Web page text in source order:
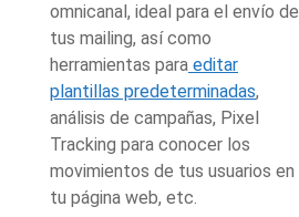
omnicanal, ideal para el envío de
tus mailing, así como
herramientas para editar
plantillas predeterminadas,
análisis de campañas, Pixel
Tracking para conocer los
movimientos de tus usuarios en
tu página web, etc.